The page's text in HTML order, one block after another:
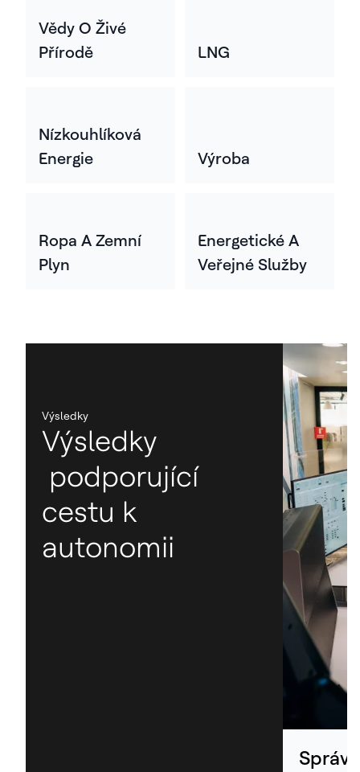
Vědy O Živé
Přírodě
LNG
Nízkouhlíková
Energie
Výroba
Ropa A Zemní
Plyn
Energetické A
Veřejné Služby
Výsledky
Výsledky
podporující
cestu k
autonomii